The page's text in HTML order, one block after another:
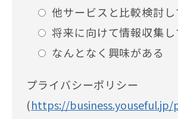
他サービスと比較検討し
将来に向けて情報収集し
なんとなく興味がある
プライバシーポリシー
(https://business.youseful.jp/